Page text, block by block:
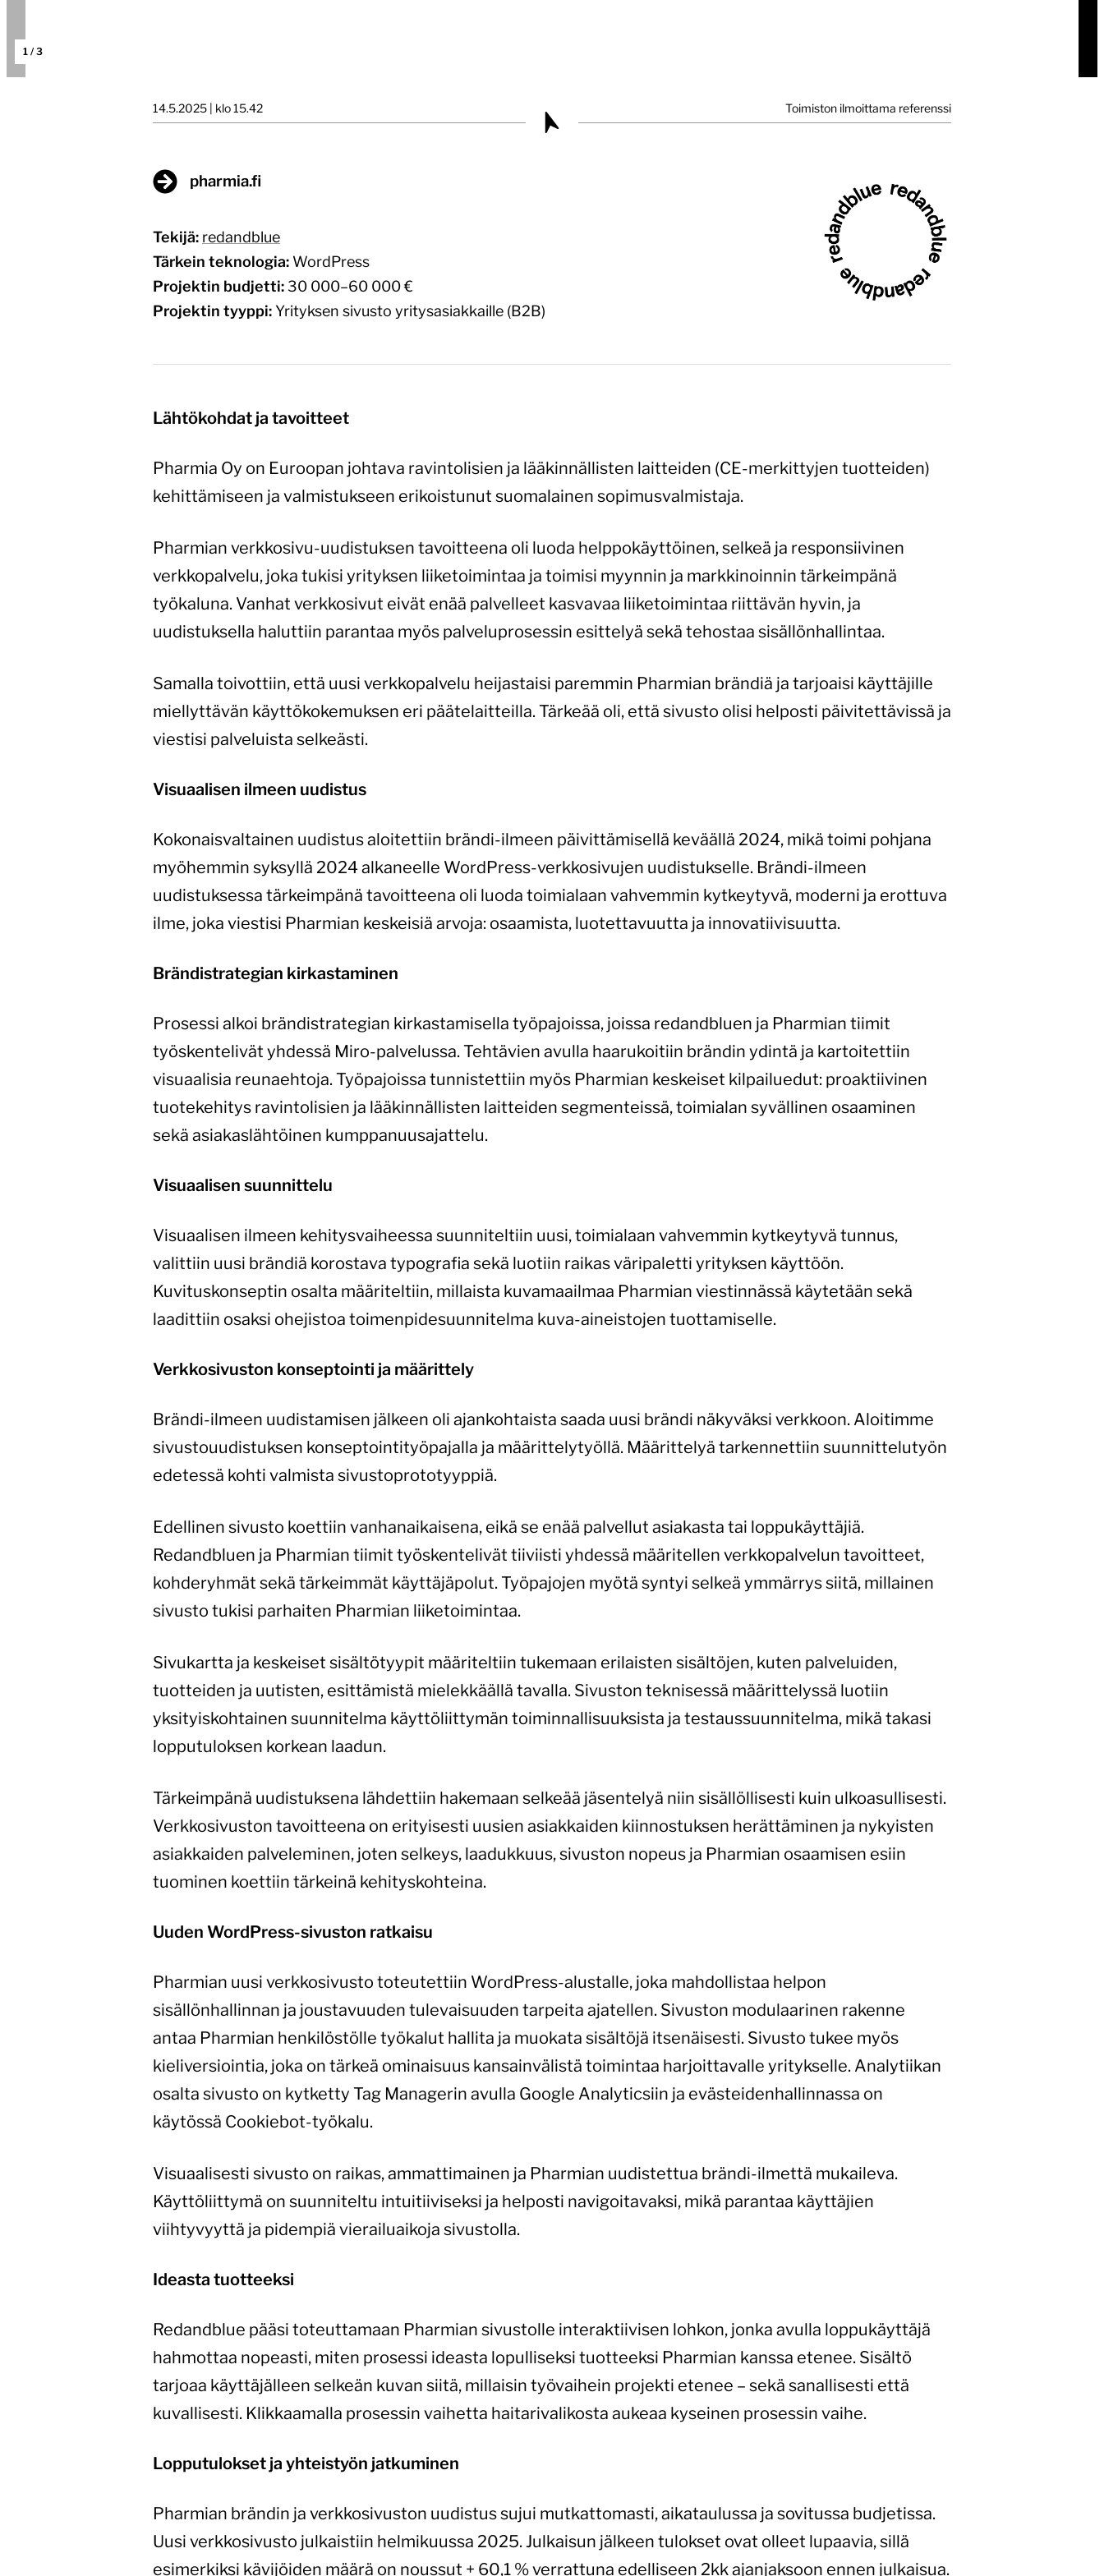
1 / 3
14.5.2025 | klo 15.42 Toimiston ilmoittama referenssi
pharmia.fi
Tekijä: redandblue
Tärkein teknologia: WordPress
Projektin budjetti: 30 000–60 000 €
Projektin tyyppi: Yrityksen sivusto yritysasiakkaille (B2B)
Lähtökohdat ja tavoitteet
Pharmia Oy on Euroopan johtava ravintolisien ja lääkinnällisten laitteiden (CE-merkittyjen tuotteiden)
kehittämiseen ja valmistukseen erikoistunut suomalainen sopimusvalmistaja.
Pharmian verkkosivu-uudistuksen tavoitteena oli luoda helppokäyttöinen, selkeä ja responsiivinen
verkkopalvelu, joka tukisi yrityksen liiketoimintaa ja toimisi myynnin ja markkinoinnin tärkeimpänä
työkaluna. Vanhat verkkosivut eivät enää palvelleet kasvavaa liiketoimintaa riittävän hyvin, ja
uudistuksella haluttiin parantaa myös palveluprosessin esittelyä sekä tehostaa sisällönhallintaa.
Samalla toivottiin, että uusi verkkopalvelu heijastaisi paremmin Pharmian brändiä ja tarjoaisi käyttäjille
miellyttävän käyttökokemuksen eri päätelaitteilla. Tärkeää oli, että sivusto olisi helposti päivitettävissä ja
viestisi palveluista selkeästi.
Visuaalisen ilmeen uudistus
Kokonaisvaltainen uudistus aloitettiin brändi-ilmeen päivittämisellä keväällä 2024, mikä toimi pohjana
myöhemmin syksyllä 2024 alkaneelle WordPress-verkkosivujen uudistukselle. Brändi-ilmeen
uudistuksessa tärkeimpänä tavoitteena oli luoda toimialaan vahvemmin kytkeytyvä, moderni ja erottuva
ilme, joka viestisi Pharmian keskeisiä arvoja: osaamista, luotettavuutta ja innovatiivisuutta.
Brändistrategian kirkastaminen
Prosessi alkoi brändistrategian kirkastamisella työpajoissa, joissa redandbluen ja Pharmian tiimit
työskentelivät yhdessä Miro-palvelussa. Tehtävien avulla haarukoitiin brändin ydintä ja kartoitettiin
visuaalisia reunaehtoja. Työpajoissa tunnistettiin myös Pharmian keskeiset kilpailuedut: proaktiivinen
tuotekehitys ravintolisien ja lääkinnällisten laitteiden segmenteissä, toimialan syvällinen osaaminen
sekä asiakaslähtöinen kumppanuusajattelu.
Visuaalisen suunnittelu
Visuaalisen ilmeen kehitysvaiheessa suunniteltiin uusi, toimialaan vahvemmin kytkeytyvä tunnus,
valittiin uusi brändiä korostava typografia sekä luotiin raikas väripaletti yrityksen käyttöön.
Kuvituskonseptin osalta määriteltiin, millaista kuvamaailmaa Pharmian viestinnässä käytetään sekä
laadittiin osaksi ohejistoa toimenpidesuunnitelma kuva-aineistojen tuottamiselle.
Verkkosivuston konseptointi ja määrittely
Brändi-ilmeen uudistamisen jälkeen oli ajankohtaista saada uusi brändi näkyväksi verkkoon. Aloitimme
sivustouudistuksen konseptointityöpajalla ja määrittelytyöllä. Määrittelyä tarkennettiin suunnittelutyön
edetessä kohti valmista sivustoprototyyppiä.
Edellinen sivusto koettiin vanhanaikaisena, eikä se enää palvellut asiakasta tai loppukäyttäjiä.
Redandbluen ja Pharmian tiimit työskentelivät tiiviisti yhdessä määritellen verkkopalvelun tavoitteet,
kohderyhmät sekä tärkeimmät käyttäjäpolut. Työpajojen myötä syntyi selkeä ymmärrys siitä, millainen
sivusto tukisi parhaiten Pharmian liiketoimintaa.
Sivukartta ja keskeiset sisältötyypit määriteltiin tukemaan erilaisten sisältöjen, kuten palveluiden,
tuotteiden ja uutisten, esittämistä mielekkäällä tavalla. Sivuston teknisessä määrittelyssä luotiin
yksityiskohtainen suunnitelma käyttöliittymän toiminnallisuuksista ja testaussuunnitelma, mikä takasi
lopputuloksen korkean laadun.
Tärkeimpänä uudistuksena lähdettiin hakemaan selkeää jäsentelyä niin sisällöllisesti kuin ulkoasullisesti.
Verkkosivuston tavoitteena on erityisesti uusien asiakkaiden kiinnostuksen herättäminen ja nykyisten
asiakkaiden palveleminen, joten selkeys, laadukkuus, sivuston nopeus ja Pharmian osaamisen esiin
tuominen koettiin tärkeinä kehityskohteina.
Uuden WordPress-sivuston ratkaisu
Pharmian uusi verkkosivusto toteutettiin WordPress-alustalle, joka mahdollistaa helpon
sisällönhallinnan ja joustavuuden tulevaisuuden tarpeita ajatellen. Sivuston modulaarinen rakenne
antaa Pharmian henkilöstölle työkalut hallita ja muokata sisältöjä itsenäisesti. Sivusto tukee myös
kieliversiointia, joka on tärkeä ominaisuus kansainvälistä toimintaa harjoittavalle yritykselle. Analytiikan
osalta sivusto on kytketty Tag Managerin avulla Google Analyticsiin ja evästeidenhallinnassa on
käytössä Cookiebot-työkalu.
Visuaalisesti sivusto on raikas, ammattimainen ja Pharmian uudistettua brändi-ilmettä mukaileva.
Käyttöliittymä on suunniteltu intuitiiviseksi ja helposti navigoitavaksi, mikä parantaa käyttäjien
viihtyvyyttä ja pidempiä vierailuaikoja sivustolla.
Ideasta tuotteeksi
Redandblue pääsi toteuttamaan Pharmian sivustolle interaktiivisen lohkon, jonka avulla loppukäyttäjä
hahmottaa nopeasti, miten prosessi ideasta lopulliseksi tuotteeksi Pharmian kanssa etenee. Sisältö
tarjoaa käyttäjälleen selkeän kuvan siitä, millaisin työvaihein projekti etenee – sekä sanallisesti että
kuvallisesti. Klikkaamalla prosessin vaihetta haitarivalikosta aukeaa kyseinen prosessin vaihe.
Lopputulokset ja yhteistyön jatkuminen
Pharmian brändin ja verkkosivuston uudistus sujui mutkattomasti, aikataulussa ja sovitussa budjetissa.
Uusi verkkosivusto julkaistiin helmikuussa 2025. Julkaisun jälkeen tulokset ovat olleet lupaavia, sillä
esimerkiksi kävijöiden määrä on noussut + 60,1 % verrattuna edelliseen 2kk ajanjaksoon ennen julkaisua.